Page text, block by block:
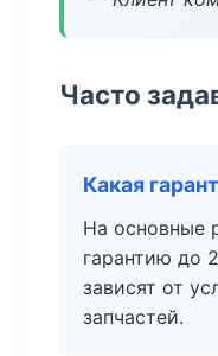
Часто
Какая
На основные
гарантию до
зависят от
запчастей.